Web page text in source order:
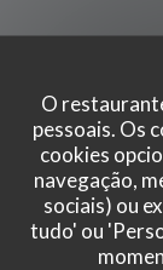
O
pessoais. Os
cookies
navegação,
sociais) ou
tudo' ou